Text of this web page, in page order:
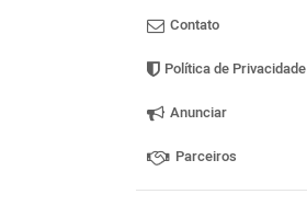
Contato
Política de Privacidade
Anunciar
Parceiros